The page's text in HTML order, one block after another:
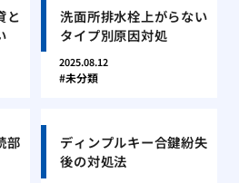
と
洗面所排水栓上がらない
タイプ別原因対処
2025.08.12
未分類
部
ディンプルキー合鍵紛失
後の対処法